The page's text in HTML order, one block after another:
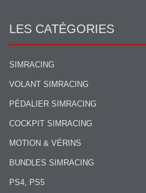
LES CATÉGORIES
SIMRACING
VOLANT SIMRACING
PÉDALIER SIMRACING
COCKPIT SIMRACING
MOTION & VÉRINS
BUNDLES SIMRACING
PS4, PS5